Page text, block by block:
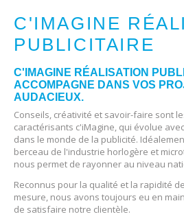
C'IMAGINE
PUBLICITAIRE
C'IMAGINE RÉALISATION
ACCOMPAGNE DANS VOS
AUDACIEUX.
Conseils, créativité et savoir-faire sont
caractérisants c'iMagine, qui évolue
dans le monde de la publicité.
berceau de l'industrie horlogère et
nous permet de rayonner au niveau
Reconnus pour la qualité et la rapidité
mesure, nous avons toujours eu en
de satisfaire notre clientèle.